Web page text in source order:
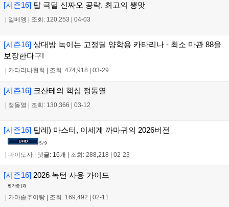
[시즌16] 탑 극딜 신짜오 공략. 최고의 뽕맛
일베엥 조회: 120,253 04-03
[시즌16] 상대방 녹이는 고정딜 양학용 카타리나 - 최소 마관 88을
보장한다구!
카타리나협회 조회: 474,918 03-29
[시즌16] 크산테의 핵심 정동열
정동열 조회: 130,366 03-12
[시즌16] 탑레) 마스터, 이세계 까마귀의 2026버전
5 / 9
| 마이도사 | 댓글: 16개 | 조회: 288,218 | 02-23
[시즌16] 2026 녹턴 사용 가이드
평가중 (2)
가마솥추어탕 조회: 169,492 02-11